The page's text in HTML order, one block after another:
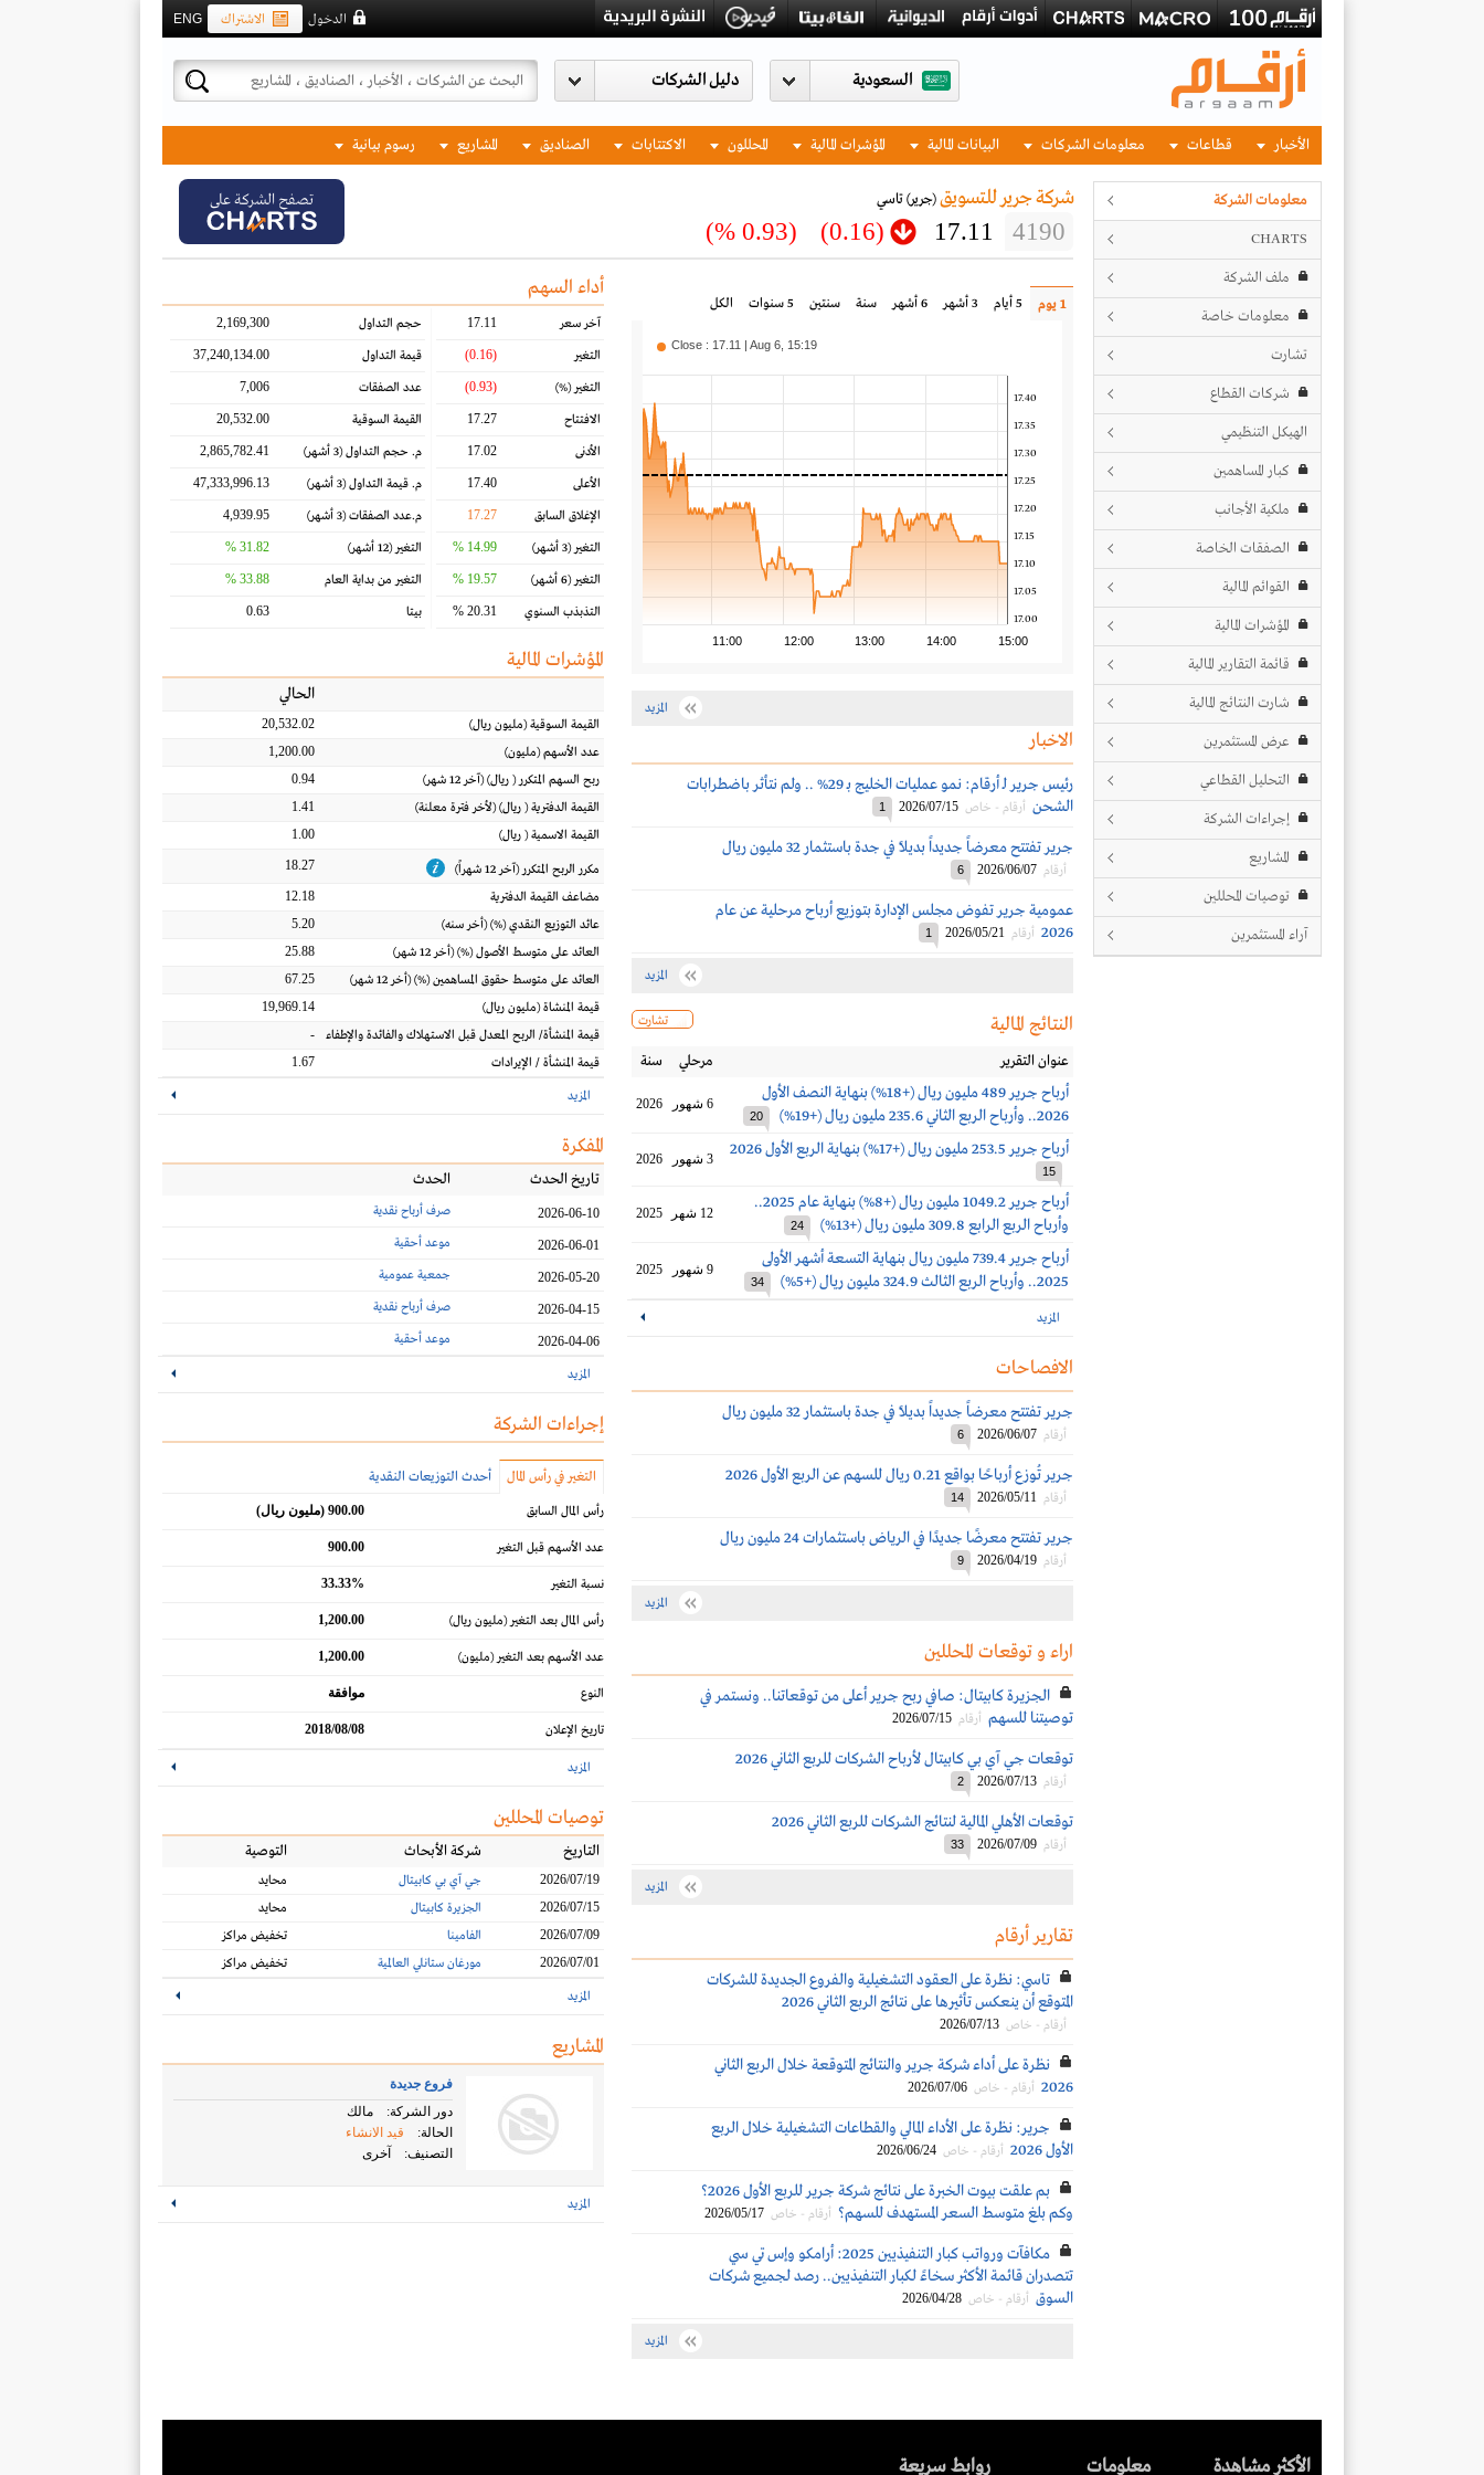
ENG الاشتراك الدخول
السعودية
الأخبار قطاعات معلومات الشركات البيانات المالية المؤشرات المالية المحللون الاكتتابات الصناديق المشاريع رسوم بيانية
معلومات الشركة
CHARTS
ملف الشركة
معلومات خاصة
تشارت
شركات القطاع
الهيكل التنظيمي
كبار المساهمين
ملكية الأجانب
الصفقات الخاصة
القوائم المالية
المؤشرات المالية
قائمة التقارير المالية
شارت النتائج المالية
عرض المستثمرين
التحليل القطاعي
إجراءات الشركة
المشاريع
توصيات المحللين
آراء المستثمرين
شركة جرير للتسويق(جرير) تاسي
4190
17.11
(0.16)
(0.93 %)
تصفح الشركة على
1 يوم 5 أيام 3 أشهر 6 أشهر سنة سنتين 5 سنوات الكل
11:00 12:00 13:00 14:00 15:00
17.00
17.05
17.10
17.15
17.20
17.25
17.30
17.35
17.40
Close : 17.11 | Aug 6, 15:19
المزيد
الاخبار
رئيس جرير لـ أرقام: نمو عمليات الخليج بـ 29% .. ولم نتأثر باضطرابات
الشحن أرقام - خاص 2026/07/15
1
جرير تفتتح معرضاً جديداً بديلاً في جدة باستثمار 32 مليون ريال
أرقام 2026/06/07
6
عمومية جرير تفوض مجلس الإدارة بتوزيع أرباح مرحلية عن عام
2026 أرقام 2026/05/21
1
المزيد
تشارت النتائج المالية
عنوان التقرير مرحلي سنة
أرباح جرير 489 مليون ريال (+18%) بنهاية النصف الأول
2026.. وأرباح الربع الثاني 235.6 مليون ريال (+19%)
20
6 شهور 2026
أرباح جرير 253.5 مليون ريال (+17%) بنهاية الربع الأول 2026
15
3 شهور 2026
أرباح جرير 1049.2 مليون ريال (+8%) بنهاية عام 2025..
وأرباح الربع الرابع 309.8 مليون ريال (+13%)
24
12 شهر 2025
أرباح جرير 739.4 مليون ريال بنهاية التسعة أشهر الأولى
2025.. وأرباح الربع الثالث 324.9 مليون ريال (+5%)
34
9 شهور 2025
المزيد
الافصاحات
جرير تفتتح معرضاً جديداً بديلاً في جدة باستثمار 32 مليون ريال
أرقام 2026/06/07
6
جرير تُوزع أرباحًا بواقع 0.21 ريال للسهم عن الربع الأول 2026
أرقام 2026/05/11
14
جرير تفتتح معرضًا جديدًا في الرياض باستثمارات 24 مليون ريال
أرقام 2026/04/19
9
المزيد
اراء و توقعات المحللين
الجزيرة كابيتال: صافي ربح جرير أعلى من توقعاتنا.. ونستمر في
توصيتنا للسهم أرقام 2026/07/15
توقعات جي آي بي كابيتال لأرباح الشركات للربع الثاني 2026
أرقام 2026/07/13
2
توقعات الأهلي المالية لنتائج الشركات للربع الثاني 2026
أرقام 2026/07/09
33
المزيد
تقارير أرقام
تاسي: نظرة على العقود التشغيلية والفروع الجديدة للشركات
المتوقع أن ينعكس تأثيرها على نتائج الربع الثاني 2026
أرقام - خاص 2026/07/13
نظرة على أداء شركة جرير والنتائج المتوقعة خلال الربع الثاني
2026 أرقام - خاص 2026/07/06
جرير: نظرة على الأداء المالي والقطاعات التشغيلية خلال الربع
الأول 2026
أرقام - خاص 2026/06/24
بم علقت بيوت الخبرة على نتائج شركة جرير للربع الأول 2026؟
وكم بلغ متوسط السعر المستهدف للسهم؟ أرقام - خاص 2026/05/17
مكافآت ورواتب كبار التنفيذيين 2025: أرامكو وإس تي سي
تتصدران قائمة الأكثر سخاءً لكبار التنفيذيين.. رصد لجميع شركات
السوق أرقام - خاص 2026/04/28
المزيد
أداء السهم
آخر سعر 17.11
التغير (0.16)
التغير(%)
(0.93)
الافتتاح 17.27
الأدنى 17.02
الأعلى 17.40
الإغلاق السابق 17.27
التغير(3 أشهر) 14.99 %
التغير(6 أشهر) 19.57 %
التذبذب السنوي 20.31 %
حجم التداول 2,169,300
قيمة التداول 37,240,134.00
عدد الصفقات 7,006
القيمة السوقية 20,532.00
م. حجم التداول(3 أشهر) 2,865,782.41
م. قيمة التداول(3 أشهر) 47,333,996.13
م.عدد الصفقات(3 أشهر) 4,939.95
التغير(12 أشهر) 31.82 %
التغير من بداية العام 33.88 %
بيتا 0.63
المؤشرات المالية
الحالي
القيمة السوقية(مليون ريال)
20,532.02
عدد الأسهم(مليون)
1,200.00
ربح السهم المتكرر( ريال) (آخر 12 شهر)
0.94
القيمة الدفترية( ريال) (لأخر فترة معلنة)
1.41
القيمة الاسمية( ريال)
1.00
مكرر الربح المتكرر (آخر 12 شهراً) 18.27
مضاعف القيمة الدفترية
12.18
عائد التوزيع النقدي(%) (أخر سنه)
5.20
العائد على متوسط الأصول(%) (أخر 12 شهر)
25.88
العائد على متوسط حقوق المساهمين(%) (أخر 12 شهر)
67.25
قيمة المنشاة(مليون ريال)
19,969.14
قيمة المنشأة/ الربح المعدل قبل الاستهلاك والفائدة والإطفاء
-
قيمة المنشأة / الإيرادات
1.67
المزيد
المفكرة
تاريخ الحدث الحدث
2026-06-10 صرف أرباح نقدية
2026-06-01 موعد أحقية
2026-05-20 جمعية عمومية
2026-04-15 صرف أرباح نقدية
2026-04-06 موعد أحقية
المزيد
إجراءات الشركة
التغير في رأس المال أحدث التوزيعات النقدية
رأس المال السابق 900.00 (مليون ريال)
عدد الأسهم قبل التغير 900.00
نسبة التغير 33.33%
رأس المال بعد التغير(مليون ريال) 1,200.00
عدد الأسهم بعد التغير(مليون) 1,200.00
النوع موافقة
تاريخ الإعلان 2018/08/08
المزيد
توصيات المحللين
التاريخ شركة الأبحاث التوصية
2026/07/19 جي آي بي كابيتال
محايد
2026/07/15
الجزيرة كابيتال
محايد
2026/07/09
الفامينا
تخفيض مراكز
2026/07/01
مورغان ستانلي العالمية تخفيض مراكز
المزيد
المشاريع
فروع جديدة
دور الشركة:
مالك
الحالة:
قيد الانشاء
التصنيف:
آخرى
المزيد
الأكثر مشاهدة معلومات روابط سريعة